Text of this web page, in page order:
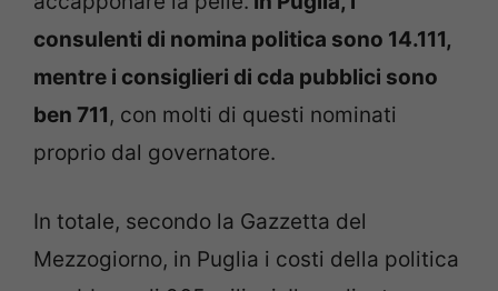
consulenti di nomina politica sono 14.111,
mentre i consiglieri di cda pubblici sono
ben 711, con molti di questi nominati
proprio dal governatore.
In totale, secondo la Gazzetta del
Mezzogiorno, in Puglia i costi della politica